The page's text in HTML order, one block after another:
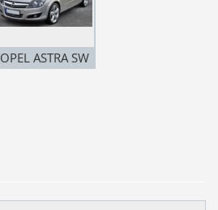
OPEL ASTRA SW